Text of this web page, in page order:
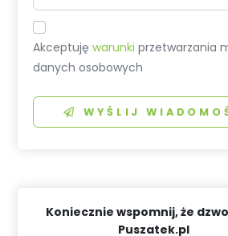
Akceptujęwarunki przetwarzania
danych osobowych
WYŚLIJ
Koniecznie wspomnij, że
Puszatek.pl